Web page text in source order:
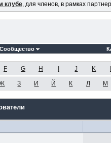
клубе, для членов, в рамках
Сообщество
F G H J K
З И Й К Л М